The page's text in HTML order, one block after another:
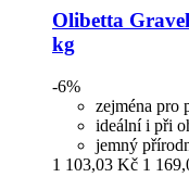
Olibetta
kg
-6%
zejména pro
ideální i při
jemný
1 103,03 Kč 1